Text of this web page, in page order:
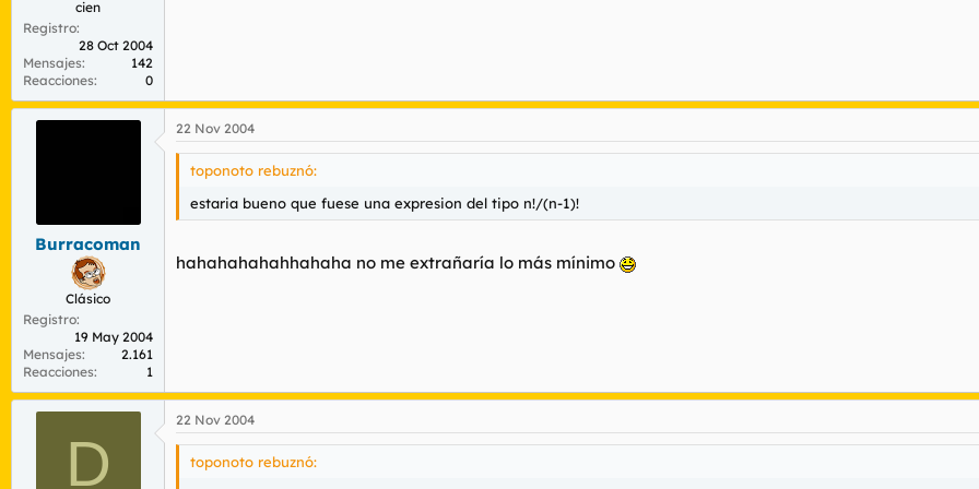
cien
Registro
28 Oct 2004
Mensajes
142
Reacciones
0
Burracoman
Clásico
Registro
19 May 2004
Mensajes
2.161
Reacciones
1
22 Nov 2004
toponoto rebuznó:
estaria bueno que fuese una expresion del tipo n!/(n-1)!
hahahahahahhahaha no me extrañaría lo más mínimo
D
22 Nov 2004
toponoto rebuznó: